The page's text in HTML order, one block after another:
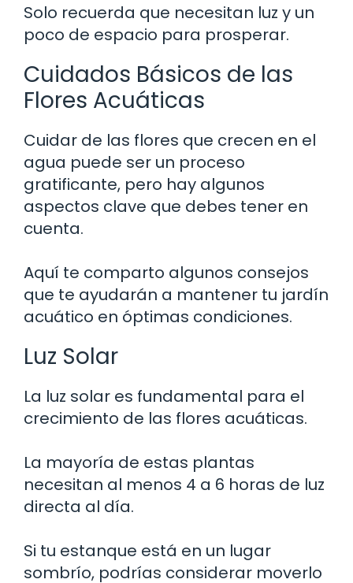
Solo recuerda que necesitan luz y un
poco de espacio para prosperar.
Cuidados Básicos de las
Flores Acuáticas
Cuidar de las flores que crecen en el
agua puede ser un proceso
gratificante, pero hay algunos
aspectos clave que debes tener en
cuenta.
Aquí te comparto algunos consejos
que te ayudarán a mantener tu jardín
acuático en óptimas condiciones.
Luz Solar
La luz solar es fundamental para el
crecimiento de las flores acuáticas.
La mayoría de estas plantas
necesitan al menos 4 a 6 horas de luz
directa al día.
Si tu estanque está en un lugar
sombrío, podrías considerar moverlo